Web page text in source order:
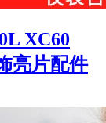
XC60
亮片配件